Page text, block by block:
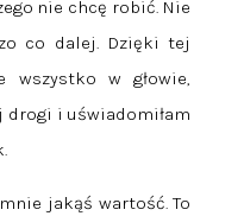
nie chcę robić. Nie
co dalej. Dzięki tej
wszystko w głowie,
drogi i uświadomiłam
jakąś wartość. To